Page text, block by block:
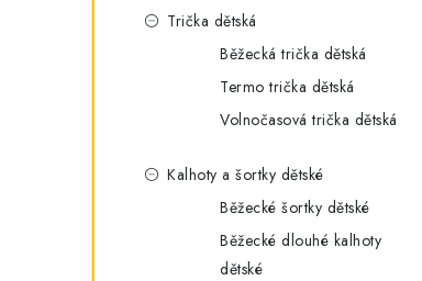
Trička dětská
Běžecká trička dětská
Termo trička dětská
Volnočasová trička dětská
Kalhoty a šortky dětské
Běžecké šortky dětské
Běžecké dlouhé kalhoty
dětské